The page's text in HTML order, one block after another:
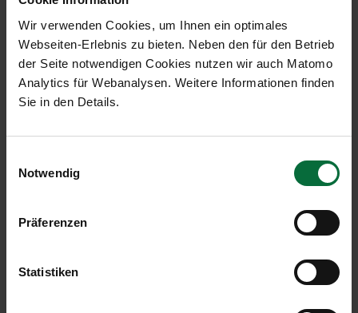
Wir verwenden Cookies, um Ihnen ein optimales
Webseiten-Erlebnis zu bieten. Neben den für den Betrieb
der Seite notwendigen Cookies nutzen wir auch Matomo
Analytics für Webanalysen. Weitere Informationen finden
Sie in den Details.
Notwendig
Präferenzen
Statistiken